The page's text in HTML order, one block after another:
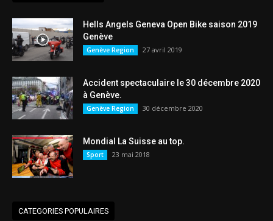
Hells Angels Geneva Open Bike saison 2019
Genève
Genève Region 27 avril 2019
Accident spectaculaire le 30 décembre 2020
à Genève.
Genève Region 30 décembre 2020
Mondial La Suisse au top.
Sport 23 mai 2018
CATEGORIES POPULAIRES